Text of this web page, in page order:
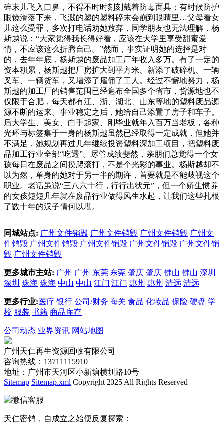
碎末儿飞入口鼻，不得不时时刻刻戴着防毒面具；有时候防护
眼镜滑落下来，飞溅的塑的塑料碎末会崩到眼睛里…父母看女
儿这么受罪，多次打电话劝她放弃，同学朋友也无法理解，杨
斯越说：“大家觉得我长得好看，应该在大学里享受甜蜜爱
情，不应该这么折腾自己。”然而，事实证明她的选择是对
的，去年年底，杨斯越的废品加工厂年收入多万。有了一定的
资本积累，杨斯越把厂房扩大到平方米、新添了破碎机、一辆
叉车、一辆货车，又增添了雇佣了工人。经过不懈地努力，杨
斯越的加工厂的销售范围已经遍布全国多个省市，货源地也不
仅限于合肥，每天都有江、浙、湖北、山东等地的塑料废品源
源不断的运来。事业稳定之后，她给自己添置了房子和车子。
后大学生、美女、白手起家、刚毕业就年入百万当老板，各种
光环与标签集于一身的杨斯越虽然已经取得一定成就，但她并
不满足，她规划再过几年继续投资塑料深加工项目，把塑料废
品加工行业全部“吃透”。尽管成绩斐然，亲朋们总觉得一个女
孩每日在废品之间摸爬滚打，不是个光彩的事业。杨斯越却不
以为然，单身的她对于另一半的期许，首要就是不能歧视这个
职业。老话虽说“三八六十行，行行出状元”，但一个娇生惯养
的女孩短短几年就在废品行业做得风生水起，让我们这些扎根
了数十年的汉子情何以堪。
同城站点: 广州文件销毁 广州文件销毁 广州文件销毁 广州文
件销毁 广州文件销毁 广州文件销毁 广州文件销毁 广州文件销
毁 广州文件销毁
更多城市主站: 广州 广州 东莞 东莞 肇庆 肇庆 佛山 佛山 深圳
深圳 珠海 珠海 中山 中山 江门 江门 惠州 惠州 清远 清远
更多行业:医疗 银行 公司/财务 海关 食品 化妆品 保险 硬盘 学
校 服装 书籍 商品库存
公司动态 业界资讯 网站地图
广州天仁再生资源回收有限公司
咨询热线：13711115910
地址：广州市天河区小新塘横圳路10号
Sitemap Sitemap.xml Copyright 2025 All Rights Reserved
微信客服
天仁密销，自成立之始便反复探索：